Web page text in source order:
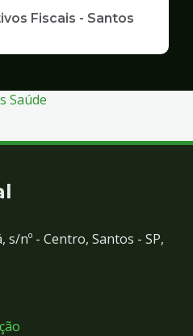
Fiscais - Santos
Saúde
s/nº - Centro, Santos - SP,